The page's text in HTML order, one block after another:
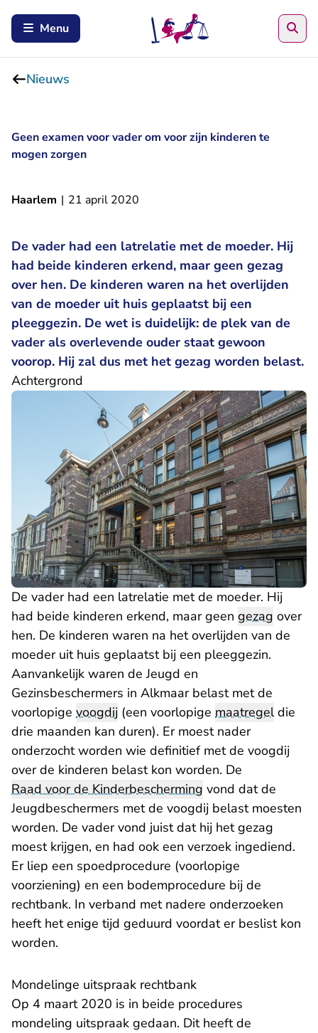
Menu
Nieuws
Geen examen voor vader om voor zijn kinderen te
mogen zorgen
Haarlem | 21 april 2020
De vader had een latrelatie met de moeder. Hij
had beide kinderen erkend, maar geen gezag
over hen. De kinderen waren na het overlijden
van de moeder uit huis geplaatst bij een
pleeggezin. De wet is duidelijk: de plek van de
vader als overlevende ouder staat gewoon
voorop. Hij zal dus met het gezag worden belast.
Achtergrond
De vader had een latrelatie met de moeder. Hij
had beide kinderen erkend, maar geen gezag over
hen. De kinderen waren na het overlijden van de
moeder uit huis geplaatst bij een pleeggezin.
Aanvankelijk waren de Jeugd en
Gezinsbeschermers in Alkmaar belast met de
voorlopige voogdij (een voorlopige maatregeldie
drie maanden kan duren). Er moest nader
onderzocht worden wie definitief met de voogdij
over de kinderen belast kon worden. De
Raad voor de Kinderbescherming vond dat de
Jeugdbeschermers met de voogdij belast moesten
worden. De vader vond juist dat hij het gezag
moest krijgen, en had ook een verzoek ingediend.
Er liep een spoedprocedure (voorlopige
voorziening) en een bodemprocedure bij de
rechtbank. In verband met nadere onderzoeken
heeft het enige tijd geduurd voordat er beslist kon
worden.
Mondelinge uitspraak rechtbank
Op 4 maart 2020 is in beide procedures
mondeling uitspraak gedaan. Dit heeft de